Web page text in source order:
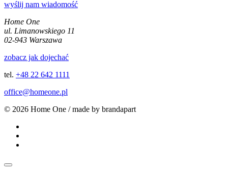
wyślij nam wiadomość
Home One
ul. Limanowskiego 11
02-943 Warszawa
zobacz jak dojechać
tel. +48 22 642 1111
office@homeone.pl
© 2026 Home One / made by brandapart